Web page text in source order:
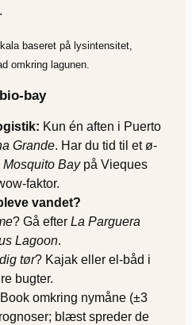
baseret på lysintensitet,
omkring lagunen.
bay
Kun én aften i Puerto
Grande. Har du tid til et ø-
Mosquito Baypå Vieques
faktor.
vandet?
? Gå efter La Parguera
Lagoon.
tør? Kajak eller el-båd i
bugter.
Book omkring nymåne (±3
blæst spreder de